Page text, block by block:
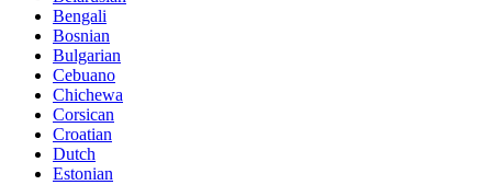
Bengali
Bosnian
Bulgarian
Cebuano
Chichewa
Corsican
Croatian
Dutch
Estonian